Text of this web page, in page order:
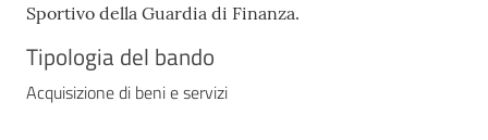
Sportivo della Guardia di Finanza.
Tipologia del bando
Acquisizione di beni e servizi